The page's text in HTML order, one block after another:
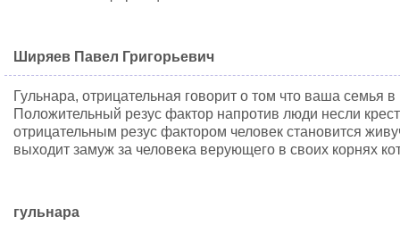
Ширяев Павел Григорьевич
Гульнара, отрицательная говорит о том что ваша
Положительный резус фактор напротив люди несли
отрицательным резус фактором человек становится
выходит замуж за человека верующего в своих корнях
гульнара